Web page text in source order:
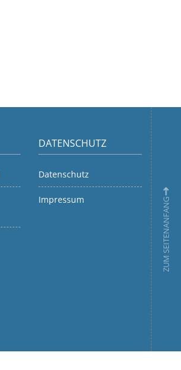
DATENSCHUTZ
Datenschutz
Impressum ZUM SEITENANFANG